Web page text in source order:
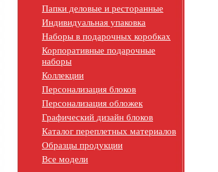
Папки деловые и ресторанные
Индивидуальная упаковка
Наборы в подарочных коробках
Корпоративные подарочные
наборы
Коллекции
Персонализация блоков
Персонализация обложек
Графический дизайн блоков
Каталог переплетных материалов
Образцы продукции
Все модели